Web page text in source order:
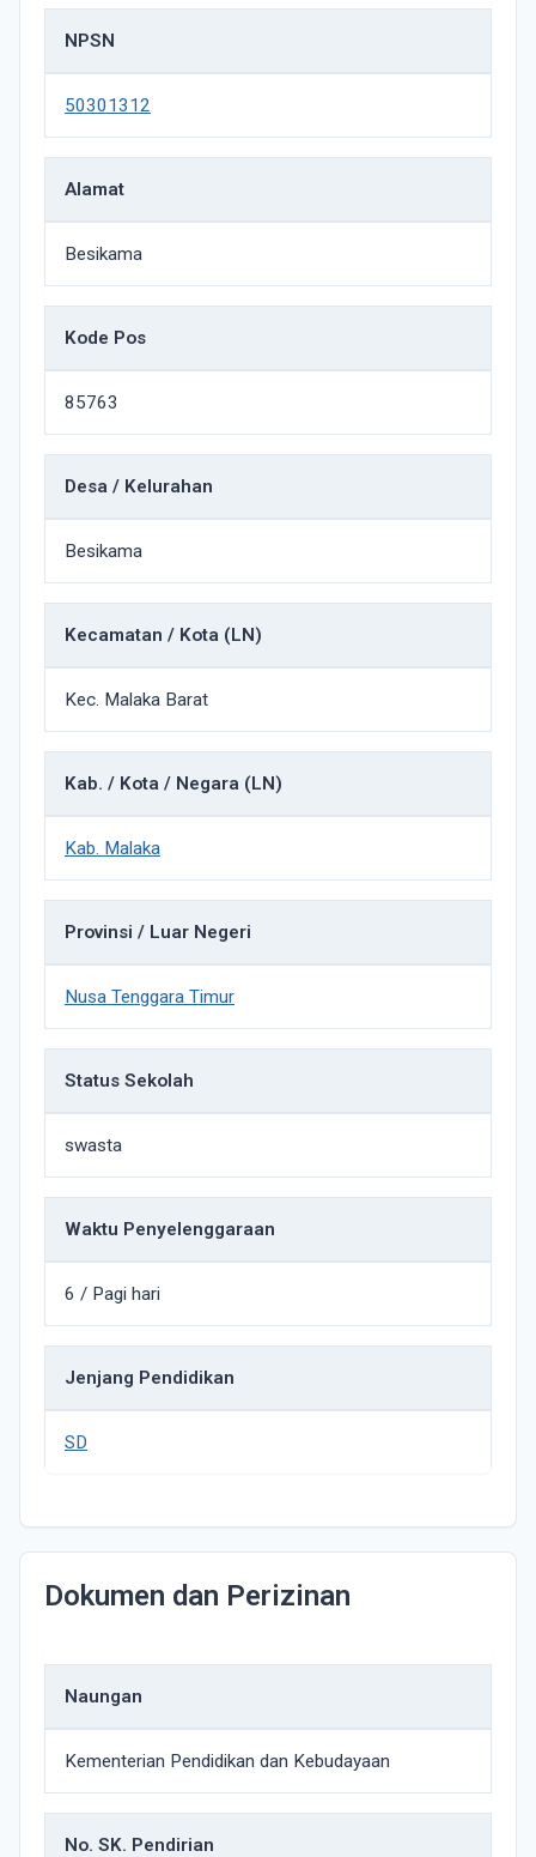
NPSN
50301312
Alamat
Besikama
Kode Pos
85763
Desa / Kelurahan
Besikama
Kecamatan / Kota (LN)
Kec. Malaka Barat
Kab. / Kota / Negara (LN)
Kab. Malaka
Provinsi / Luar Negeri
Nusa Tenggara Timur
Status Sekolah
swasta
Waktu Penyelenggaraan
6 / Pagi hari
Jenjang Pendidikan
SD
Dokumen dan Perizinan
Naungan
Kementerian Pendidikan dan Kebudayaan
No. SK. Pendirian